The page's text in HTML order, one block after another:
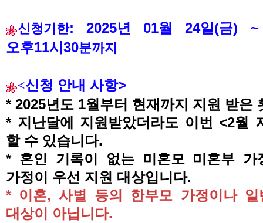
신청기한: 2025년 01월24일 (금) ~
오후11시 30분까지
<신청 안내 사항>
* 2025년도 1월부터 현재까지 지원 받은
* 지난달에 지원받았더라도 이번 <2월
할 수 있습니다.
* 혼인 기록이 없는 미혼모 미혼부
가정이 우선 지원 대상입니다.
* 이혼, 사별 등의 한부모 가정이나
대상이 아닙니다.